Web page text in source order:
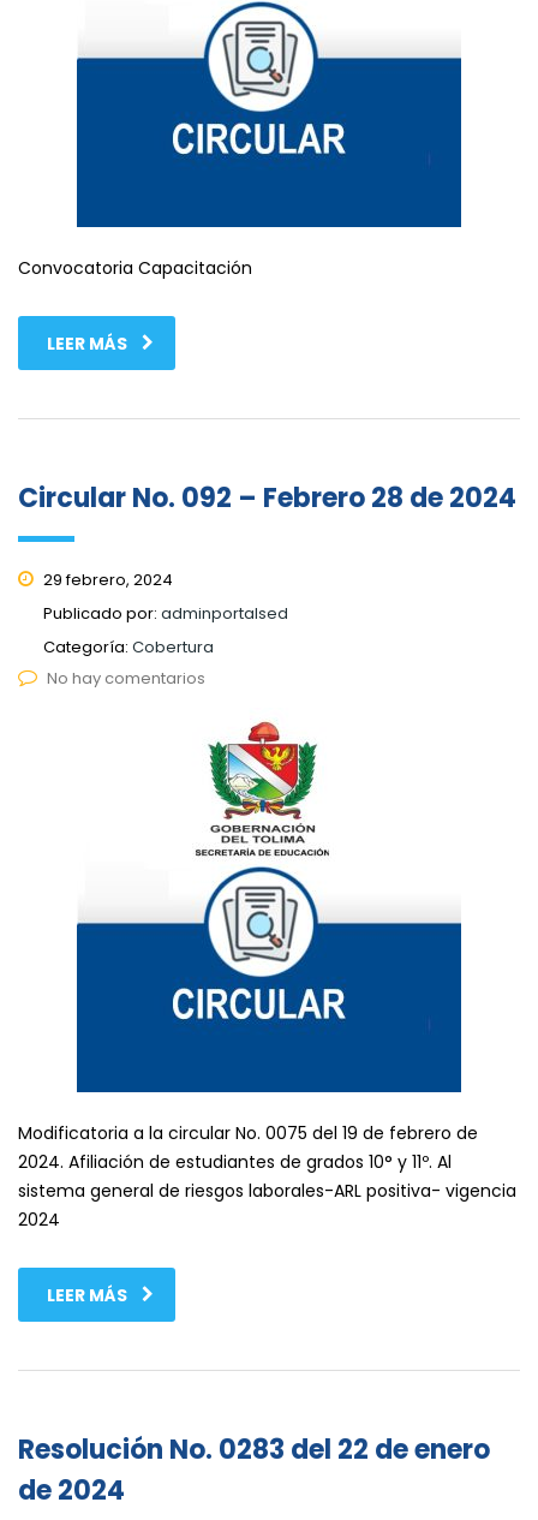
Convocatoria Capacitación
LEER MÁS
Circular No. 092 – Febrero 28 de 2024
29 febrero, 2024
Publicado por: adminportalsed
Categoría: Cobertura
No hay comentarios
Modificatoria a la circular No. 0075 del 19 de febrero de
2024. Afiliación de estudiantes de grados 10° y 11º. Al
sistema general de riesgos laborales-ARL positiva- vigencia
2024
LEER MÁS
Resolución No. 0283 del 22 de enero
de 2024